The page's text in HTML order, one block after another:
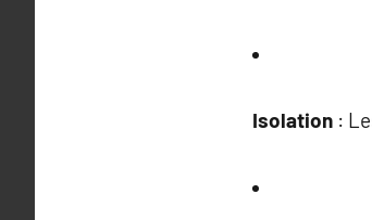
Isolation :